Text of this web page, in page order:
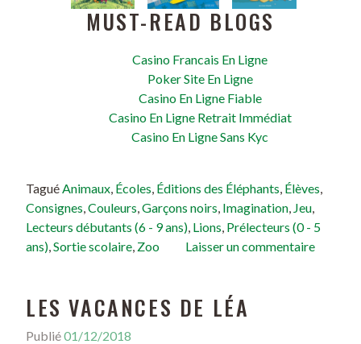
MUST-READ BLOGS
Casino Francais En Ligne
Poker Site En Ligne
Casino En Ligne Fiable
Casino En Ligne Retrait Immédiat
Casino En Ligne Sans Kyc
TaguéAnimaux, Écoles, Éditions des Éléphants, Élèves,
Consignes,Couleurs,Garçons noirs, Imagination, Jeu,
Lecteurs débutants (6 - 9 ans), Lions, Prélecteurs (0 - 5
ans),Sortie scolaire, Zoo Laisser un commentaire
LES VACANCES DE LÉA
Publié01/12/2018